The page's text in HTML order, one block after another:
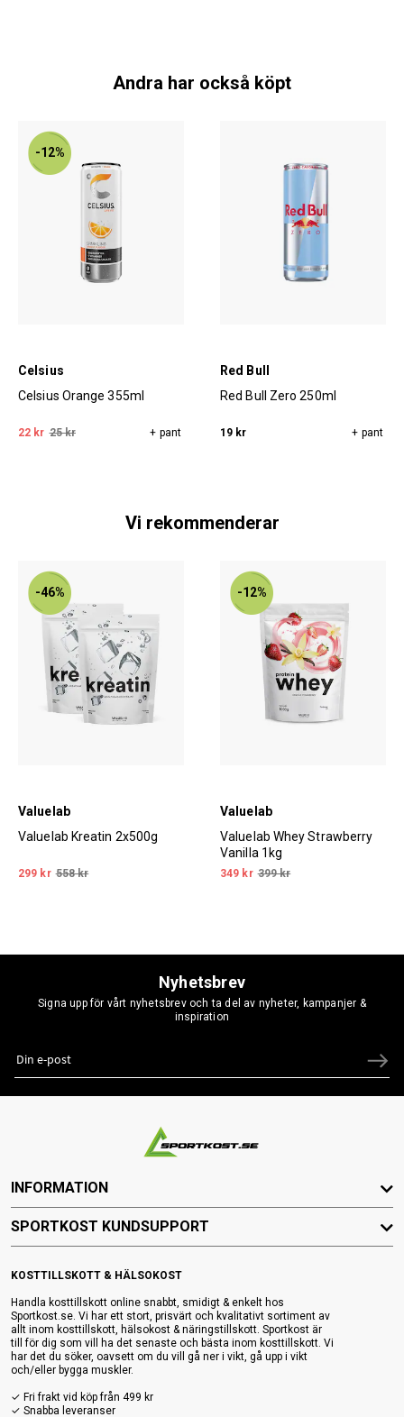
Andra har också köpt
-12%
Celsius
Celsius Orange 355ml
22 kr 25 kr + pant
Red Bull
Red Bull Zero 250ml
19 kr + pant
Vi rekommenderar
-46%
Valuelab
Valuelab Kreatin 2x500g
299 kr 558 kr
-12%
Valuelab
Valuelab Whey Strawberry
Vanilla 1kg
349 kr 399 kr
Nyhetsbrev
Signa upp för vårt nyhetsbrev och ta del av nyheter, kampanjer &
inspiration
KOSTTILLSKOTT & HÄLSOKOST
Handla kosttillskott online snabbt, smidigt & enkelt hos
Sportkost.se. Vi har ett stort, prisvärt och kvalitativt sortiment av
allt inom kosttillskott, hälsokost & näringstillskott. Sportkost är
till för dig som vill ha det senaste och bästa inom kosttillskott. Vi
har det du söker, oavsett om du vill gå ner i vikt, gå upp i vikt
och/eller bygga muskler.
✓ Fri frakt vid köp från 499 kr
✓ Snabba leveranser
INFORMATION
SPORTKOST KUNDSUPPORT